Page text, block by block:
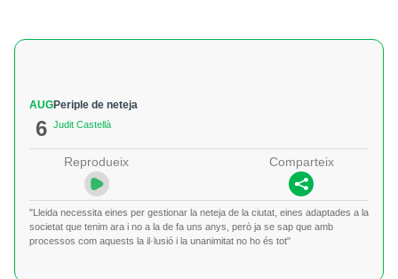
AUG
6
Periple de neteja
Judit Castellà
Reprodueix Comparteix
"Lleida necessita eines per gestionar la neteja de la ciutat, eines adaptades a la
societat que tenim ara i no a la de fa uns anys, però ja se sap que amb
processos com aquests la il·lusió i la unanimitat no ho és tot"